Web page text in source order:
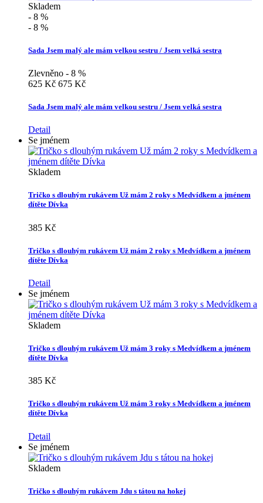
Skladem
- 8 %
- 8 %
Sada Jsem malý ale mám velkou sestru / Jsem velká sestra
Zlevněno - 8 %
625 Kč 675 Kč
Sada Jsem malý ale mám velkou sestru / Jsem velká sestra
Detail
Se jménem
Skladem
Tričko s dlouhým rukávem Už mám 2 roky s Medvídkem a jménem
dítěte Dívka
385 Kč
Tričko s dlouhým rukávem Už mám 2 roky s Medvídkem a jménem
dítěte Dívka
Detail
Se jménem
Skladem
Tričko s dlouhým rukávem Už mám 3 roky s Medvídkem a jménem
dítěte Dívka
385 Kč
Tričko s dlouhým rukávem Už mám 3 roky s Medvídkem a jménem
dítěte Dívka
Detail
Se jménem
Skladem
Tričko s dlouhým rukávem Jdu s tátou na hokej